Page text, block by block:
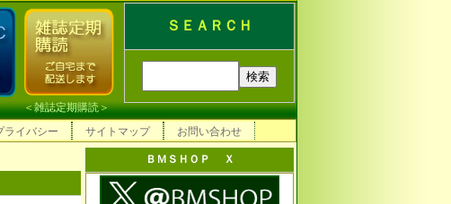
ＳＥＡＲＣＨ
＜雑誌定期購読＞
ライバシー サイトマップ お問い合わせ
ＢＭＳＨＯＰ Ｘ